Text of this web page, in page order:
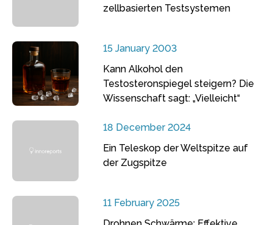
zellbasierten Testsystemen
15 January 2003
Kann Alkohol den
Testosteronspiegel steigern? Die
Wissenschaft sagt: „Vielleicht“
18 December 2024
Ein Teleskop der Weltspitze auf
der Zugspitze
11 February 2025